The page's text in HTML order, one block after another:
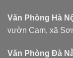
Văn Phòng Hà
vườn Cam, xã
Văn Phòng Đà